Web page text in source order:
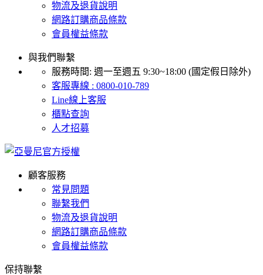
物流及退貨說明
網路訂購商品條款
會員權益條款
與我們聯繫
服務時間: 週一至週五 9:30~18:00 (國定假日除外)
客服專線 : 0800-010-789
Line線上客服
櫃點查詢
人才招募
顧客服務
常見問題
聯繫我們
物流及退貨說明
網路訂購商品條款
會員權益條款
保持聯繫